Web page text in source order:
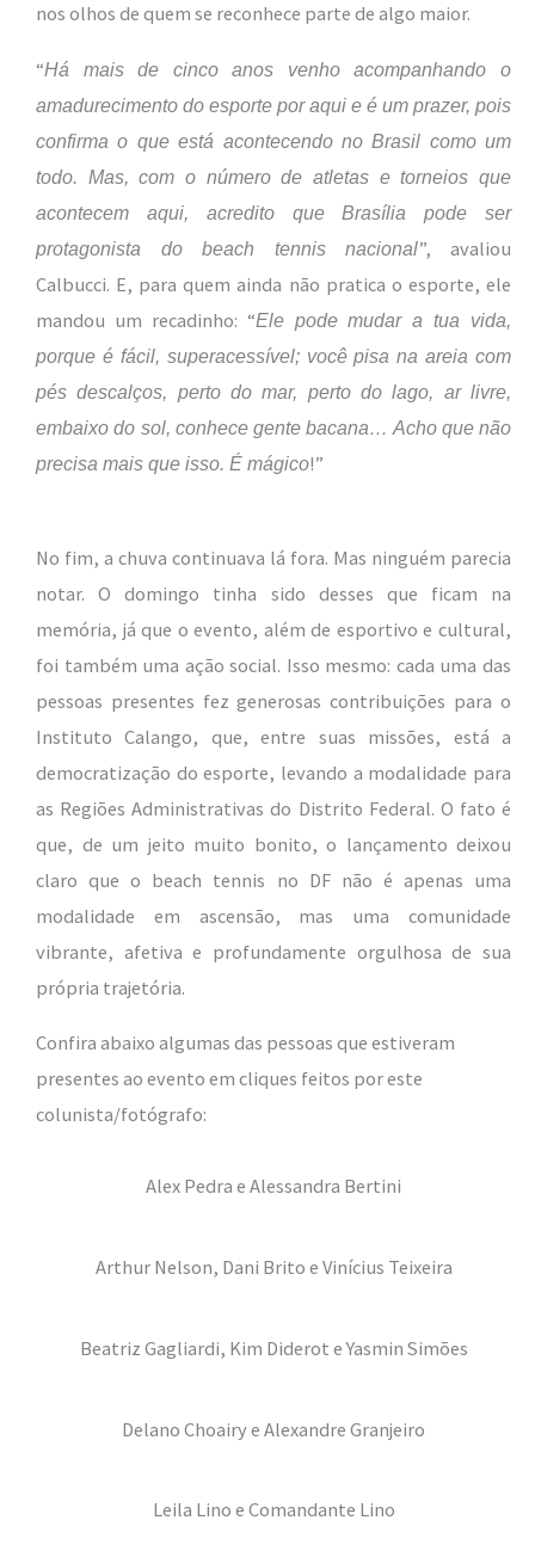
nos olhos de quem se reconhece parte de algo maior.
“Há mais de cinco anos venho acompanhando o
amadurecimento do esporte por aqui e é um prazer, pois
confirma o que está acontecendo no Brasil como um
todo. Mas, com o número de atletas e torneios que
acontecem aqui, acredito que Brasília pode ser
protagonista do beach tennis nacional”, avaliou
Calbucci. E, para quem ainda não pratica o esporte, ele
mandou um recadinho: “Ele pode mudar a tua vida,
porque é fácil, superacessível; você pisa na areia com
pés descalços, perto do mar, perto do lago, ar livre,
embaixo do sol, conhece gente bacana… Acho que não
precisa mais que isso. É mágico!”
No fim, a chuva continuava lá fora. Mas ninguém parecia
notar. O domingo tinha sido desses que ficam na
memória, já que o evento, além de esportivo e cultural,
foi também uma ação social. Isso mesmo: cada uma das
pessoas presentes fez generosas contribuições para o
Instituto Calango, que, entre suas missões, está a
democratização do esporte, levando a modalidade para
as Regiões Administrativas do Distrito Federal. O fato é
que, de um jeito muito bonito, o lançamento deixou
claro que o beach tennis no DF não é apenas uma
modalidade em ascensão, mas uma comunidade
vibrante, afetiva e profundamente orgulhosa de sua
própria trajetória.
Confira abaixo algumas das pessoas que estiveram
presentes ao evento em cliques feitos por este
colunista/fotógrafo:
Alex Pedra e Alessandra Bertini
Arthur Nelson, Dani Brito e Vinícius Teixeira
Beatriz Gagliardi, Kim Diderot e Yasmin Simões
Delano Choairy e Alexandre Granjeiro
Leila Lino e Comandante Lino